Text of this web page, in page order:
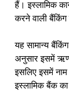
हैं। इस्लामिक
करने वाली
यह सामान्य
अनुसार इसमें ऋण
इसलिए इसमें
इस्लामिक बैंक